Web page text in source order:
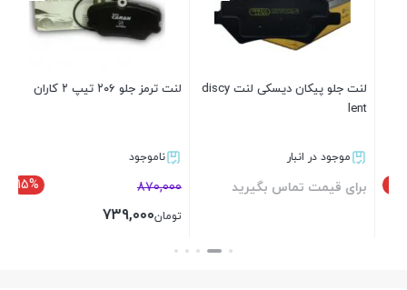
لنت جلو پیکان دیسکی لنت discy
lent
موجود در انبار
برای قیمت تماس بگیرید
لنت ترمز جلو ۲۰۶ تیپ ۲ کاران
ناموجود
15% 870,000
تومان739,000